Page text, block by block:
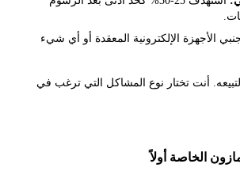
الإلكترونية المعقدة أو أي شيء
تختار نوع المشاكل التي ترغب في